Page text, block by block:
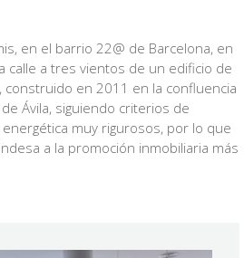
en el barrio 22@ de Barcelona, en
calle a tres vientos de un edificio de
construido en 2011 en la confluencia
Ávila, siguiendo criterios de
muy rigurosos, por lo que
a la promoción inmobiliaria más